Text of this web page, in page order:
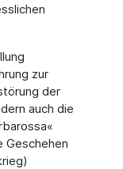
zur
der
auch die
Geschehen